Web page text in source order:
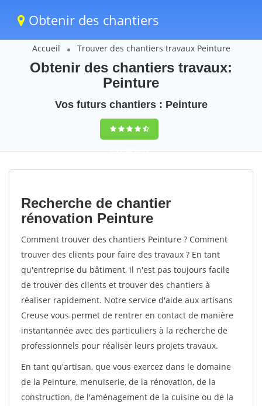
Obtenir des chantiers
Accueil Trouver des chantiers travaux Peinture
Obtenir des chantiers travaux:
Peinture
Vos futurs chantiers : Peinture
9,5(100%)59
votes
Recherche de chantier
rénovation Peinture
Comment trouver des chantiers Peinture ? Comment
trouver des clients pour faire des travaux ? En tant
qu'entreprise du bâtiment, il n'est pas toujours facile
de trouver des clients et trouver des chantiers à
réaliser rapidement. Notre service d'aide aux artisans
Creuse vous permet de rentrer en contact de manière
instantannée avec des particuliers à la recherche de
professionnels pour réaliser leurs projets travaux.
En tant qu'artisan, que vous exercez dans le domaine
de la Peinture, menuiserie, de la rénovation, de la
construction, de l'aménagement de la cuisine ou de la